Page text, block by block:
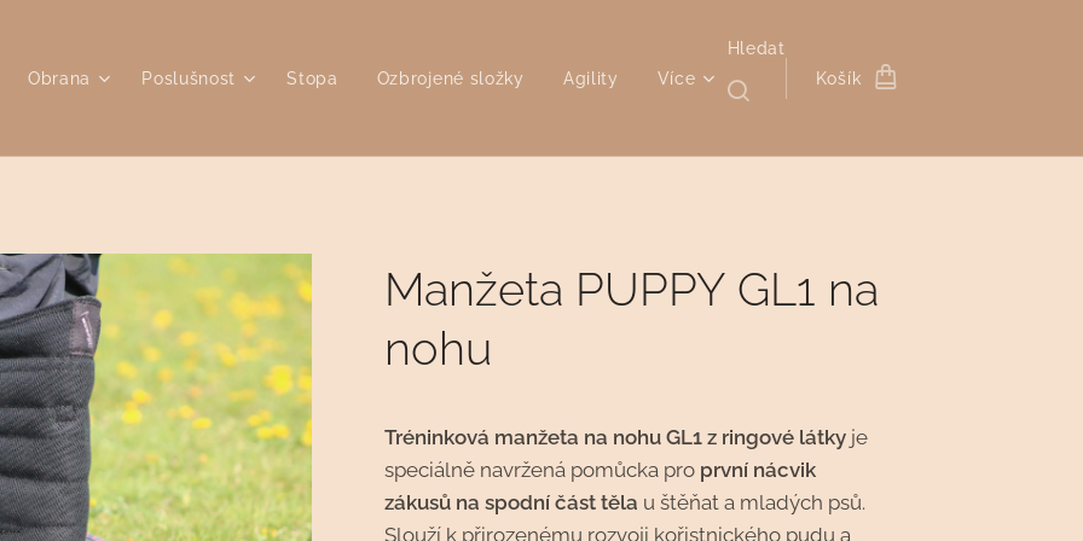
Obrana Poslušnost Stopa Ozbrojené složky Agility Více
Hledat
Košík
Manžeta PUPPY GL1 na
nohu
Tréninková manžeta na nohu GL1 z ringové látky je
speciálně navržená pomůcka pro první nácvik
zákusů na spodní část těla u štěňat a mladých psů.
Slouží k přirozenému rozvoji kořistnického pudu a